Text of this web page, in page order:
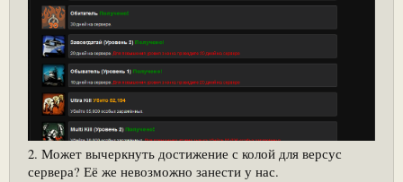
2. Может вычеркнуть достижение с колой для версус
сервера? Её же невозможно занести у нас.